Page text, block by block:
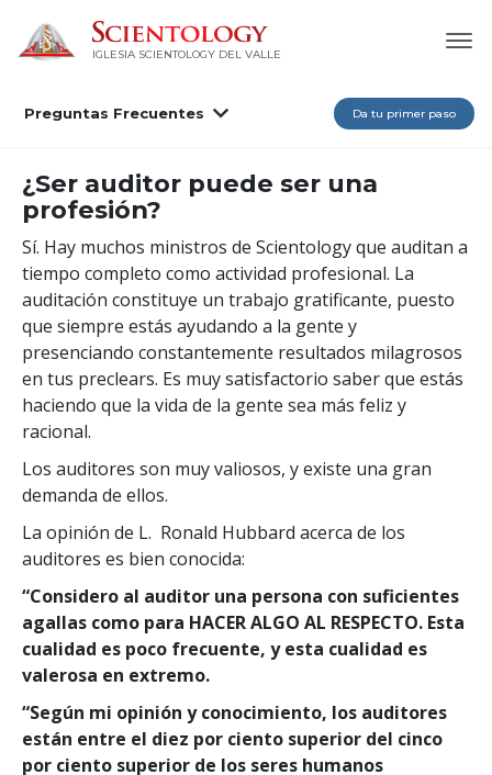
IGLESIA SCIENTOLOGY DEL VALLE
Preguntas Frecuentes Da tu primer paso
¿Ser auditor puede ser una
profesión?
Sí. Hay muchos ministros de Scientology que auditan a
tiempo completo como actividad profesional. La
auditación constituye un trabajo gratificante, puesto
que siempre estás ayudando a la gente y
presenciando constantemente resultados milagrosos
en tus preclears. Es muy satisfactorio saber que estás
haciendo que la vida de la gente sea más feliz y
racional.
Los auditores son muy valiosos, y existe una gran
demanda de ellos.
La opinión de L. Ronald Hubbard acerca de los
auditores es bien conocida:
“Considero al auditor una persona con suficientes
agallas como para HACER ALGO AL RESPECTO. Esta
cualidad es poco frecuente, y esta cualidad es
valerosa en extremo.
“Según mi opinión y conocimiento, los auditores
están entre el diez por ciento superior del cinco
por ciento superior de los seres humanos